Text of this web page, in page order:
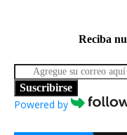
Reciba
Suscribirse
Powered by